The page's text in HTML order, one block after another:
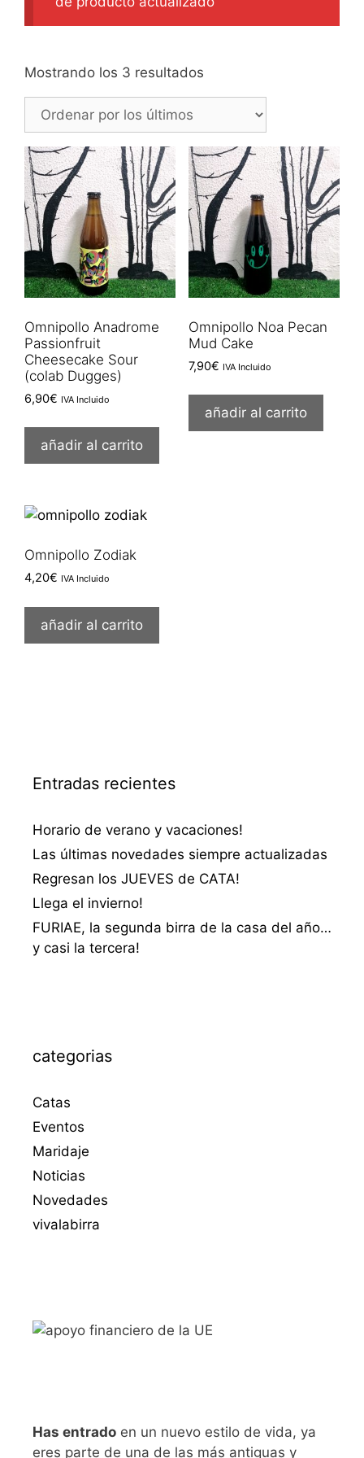
Mostrando los 3 resultados
últimos
Omnipollo Anadrome
Passionfruit
Cheesecake Sour
(colab Dugges)
6,90€ IVA Incluido
añadir al carrito
Omnipollo Noa Pecan
Mud Cake
7,90€ IVA Incluido
añadir al carrito
Omnipollo Zodiak
4,20€ IVA Incluido
añadir al carrito
Entradas recientes
Horario de verano y vacaciones!
Las últimas novedades siempre actualizadas
Regresan los JUEVES de CATA!
Llega el invierno!
FURIAE, la segunda birra de la casa del año…
y casi la tercera!
categorias
Catas
Eventos
Maridaje
Noticias
Novedades
vivalabirra
Has entrado en un nuevo estilo de vida, ya
eres parte de una de las más antiguas y